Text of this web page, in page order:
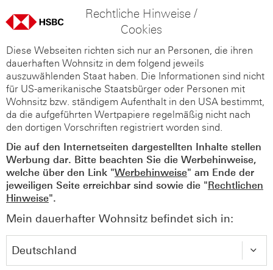
Rechtliche Hinweise /
Cookies
Diese Webseiten richten sich nur an Personen, die ihren
dauerhaften Wohnsitz in dem folgend jeweils
auszuwählenden Staat haben. Die Informationen sind nicht
für US-amerikanische Staatsbürger oder Personen mit
Wohnsitz bzw. ständigem Aufenthalt in den USA bestimmt,
da die aufgeführten Wertpapiere regelmäßig nicht nach
den dortigen Vorschriften registriert worden sind.
Die auf den Internetseiten dargestellten Inhalte stellen
Werbung dar. Bitte beachten Sie die Werbehinweise,
welche über den Link "Werbehinweise" am Ende der
jeweiligen Seite erreichbar sind sowie die "Rechtlichen
Hinweise".
Mein dauerhafter Wohnsitz befindet sich in: